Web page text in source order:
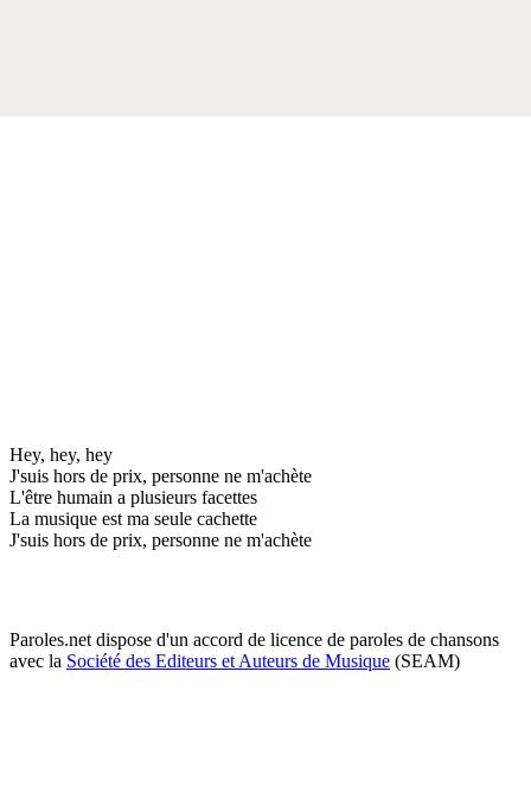
Hey, hey, hey
J'suis hors de prix, personne ne m'achète
L'être humain a plusieurs facettes
La musique est ma seule cachette
J'suis hors de prix, personne ne m'achète
Paroles.net dispose d'un accord de licence de paroles de chansons
avec la Société des Editeurs et Auteurs de Musique (SEAM)